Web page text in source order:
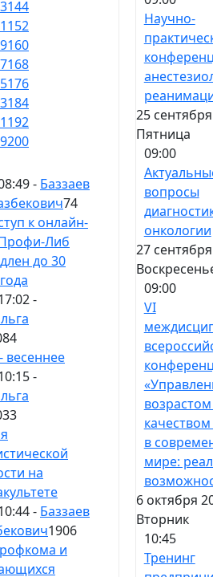
144
152
160
168
176
184
192
200
- Баззаев
74
к онлайн-
Либ
до 30
-
весеннее
-
на
- Баззаев
1906
и
Научно-
25
Пятница
09:00
вопросы
онкологии
27
09:00
VI
в
мире:
6 октября
Вторник
10:45
Тренинг